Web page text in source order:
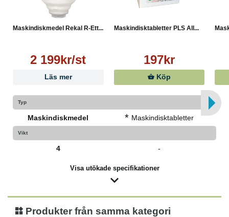
Maskindiskmedel Rekal R-Ett...
2 199kr/st
Läs mer
Maskindisktabletter PLS All...
197kr
Köp
Typ
Maskindiskmedel * Maskindisktabletter
Vikt
4 -
Visa utökade specifikationer
Produkter från samma kategori